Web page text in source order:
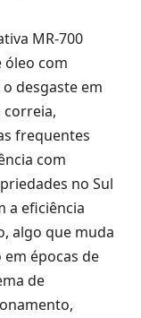
MR-700
óleo com
desgaste em
correia,
frequentes
com
no Sul
a eficiência
algo que muda
épocas de
de